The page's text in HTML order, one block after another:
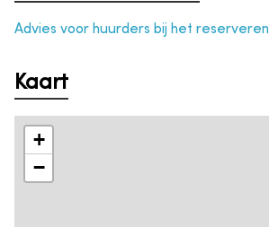
Advies voor huurders bij het reserveren
Kaart
+
−